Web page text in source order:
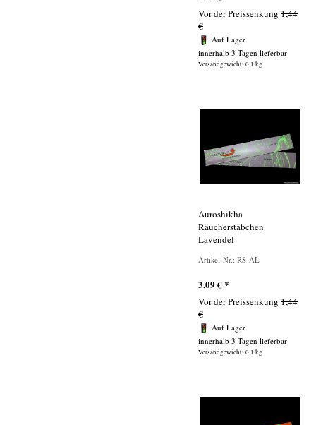
Vor der Preissenkung 1,44
€
Auf Lager
innerhalb 3 Tagen lieferbar
Versandgewicht: 0,1 kg
Auroshikha
Räucherstäbchen
Lavendel
Artikel-Nr.: RS-AL
3,09€*
Vor der Preissenkung 1,44
€
Auf Lager
innerhalb 3 Tagen lieferbar
Versandgewicht: 0,1 kg